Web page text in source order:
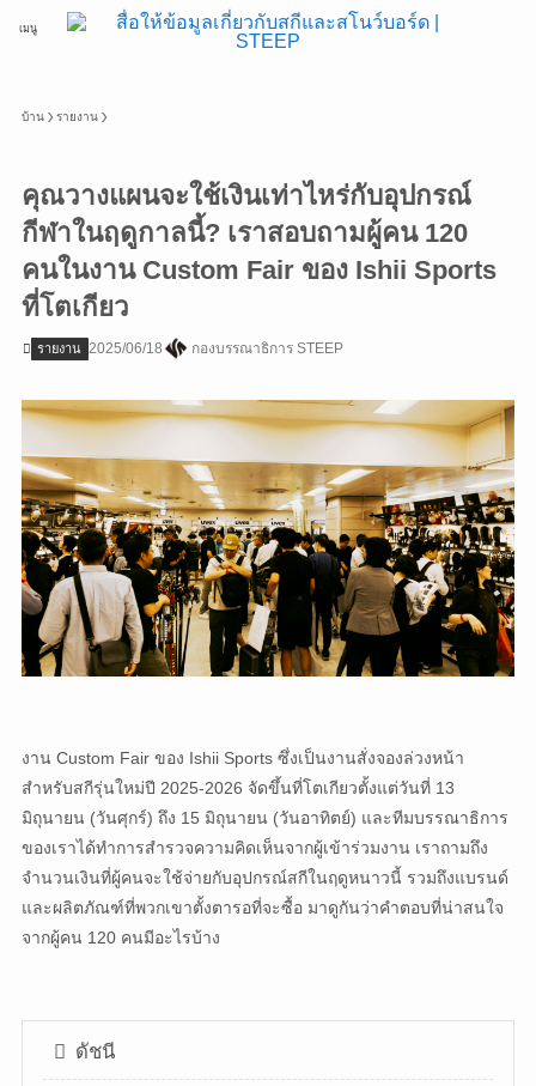
เมนู
บ้าน รายงาน
คุณวางแผนจะใช้เงินเท่าไหร่กับอุปกรณ์
กีฬาในฤดูกาลนี้? เราสอบถามผู้คน 120
คนในงาน Custom Fair ของ Ishii Sports
ที่โตเกียว
รายงาน 2025/06/18 กองบรรณาธิการ STEEP
งาน Custom Fair ของ Ishii Sports ซึ่งเป็นงานสั่งจองล่วงหน้า
สำหรับสกีรุ่นใหม่ปี 2025-2026 จัดขึ้นที่โตเกียวตั้งแต่วันที่ 13
มิถุนายน (วันศุกร์) ถึง 15 มิถุนายน (วันอาทิตย์) และทีมบรรณาธิการ
ของเราได้ทำการสำรวจความคิดเห็นจากผู้เข้าร่วมงาน เราถามถึง
จำนวนเงินที่ผู้คนจะใช้จ่ายกับอุปกรณ์สกีในฤดูหนาวนี้ รวมถึงแบรนด์
และผลิตภัณฑ์ที่พวกเขาตั้งตารอที่จะซื้อ มาดูกันว่าคำตอบที่น่าสนใจ
จากผู้คน 120 คนมีอะไรบ้าง
ดัชนี